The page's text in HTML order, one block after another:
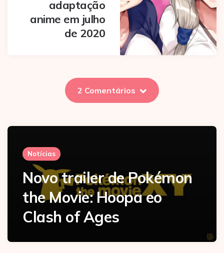
adaptação
anime em julho
de 2020
2 Comentários
Notícias
Novo trailer de Pokémon
the Movie: Hoopa eo
Clash of Ages